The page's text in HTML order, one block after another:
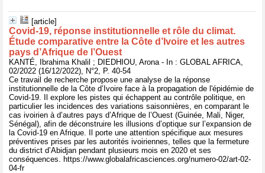
[article]
Covid-19, réponse institutionnelle et rôle du climat.
Étude comparative entre la Côte d’Ivoire et les autres
pays d’Afrique de l’Ouest
KANTÉ, Ibrahima Khalil ; DIEDHIOU, Arona - In : GLOBAL AFRICA,
02/2022 (16/12/2022), N°2, P. 40-54
Ce travail de recherche propose une analyse de la réponse
institutionnelle de la Côte d’Ivoire face à la propagation de l'épidémie de
Covid-19. Il explore les pistes qui échappent au contrôle politique, en
particulier les incidences des variations saisonnières, en comparant le
cas ivoirien à d’autres pays d’Afrique de l’Ouest (Guinée, Mali, Niger,
Sénégal), afin de déconstruire les illusions d’optique sur l’expansion de
la Covid-19 en Afrique. Il porte une attention spécifique aux mesures
préventives prises par les autorités ivoiriennes, telles que la fermeture
du district d’Abidjan pendant plusieurs mois en 2020 et ses
conséquences. https://www.globalafricasciences.org/numero-02/art-02-
04-fr